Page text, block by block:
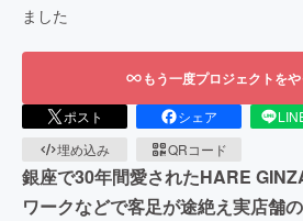
ました
もう一度プロジェクトを
ポスト シェア
埋め込み
QRコード
銀座で30年間愛されたHARE
ワークなどで客足が途絶え実店舗